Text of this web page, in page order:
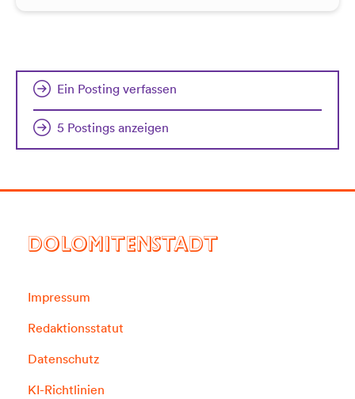
Ein Posting verfassen
5 Postings anzeigen
DOLOMITENSTADT
Impressum
Redaktionsstatut
Datenschutz
KI-Richtlinien